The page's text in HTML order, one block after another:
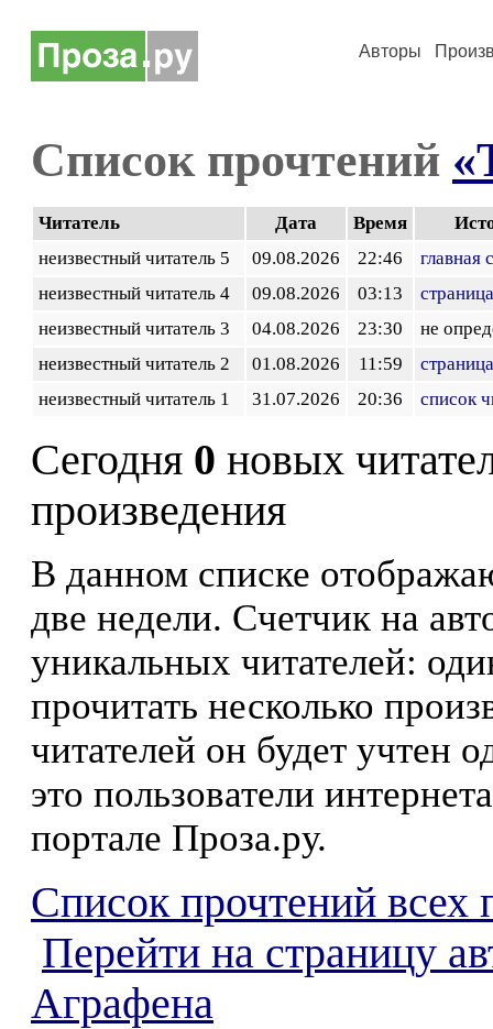
Авторы
Список прочтений
Читатель Дата Время
неизвестный читатель 5
09.08.2026 22:46
главная
неизвестный читатель 4
09.08.2026 03:13
неизвестный читатель 3
04.08.2026 23:30
не
неизвестный читатель 2
01.08.2026 11:59
неизвестный читатель 1
31.07.2026 20:36 список
Сегодня 0 новых
произведения
В данном списке
две недели. Счетчик на
уникальных читателей:
прочитать несколько
читателей он будет учтен
это пользователи
портале Проза.ру.
Список прочтений всех
Перейти на страницу
Аграфена